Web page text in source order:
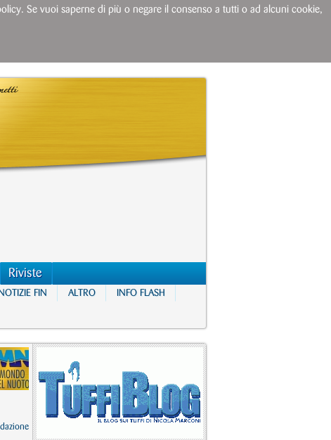
Riviste
FIN ALTRO INFO FLASH
Se vuoi saperne di più o negare il consenso a tutti o ad alcuni cookie,